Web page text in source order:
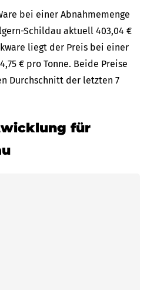
bei einer Abnahmemenge
Schildau aktuell 403,04 €
liegt der Preis bei einer
€ pro Tonne. Beide Preise
Durchschnitt der letzten 7
für